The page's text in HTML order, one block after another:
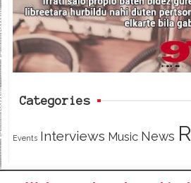
o
o
e
Categories
Events Interviews Music News